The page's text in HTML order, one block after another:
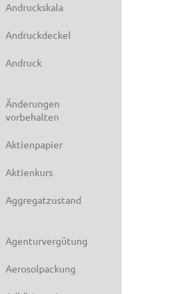
Andruckskala
Andruckdeckel
Andruck
Änderungen
vorbehalten
Aktienpapier
Aktienkurs
Aggregatzustand
Agenturvergütung
Aerosolpackung